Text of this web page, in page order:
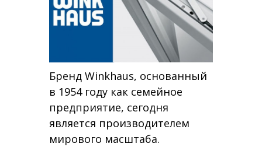
Бренд Winkhaus, основанный
в 1954 году как семейное
предприятие, сегодня
является производителем
мирового масштаба.